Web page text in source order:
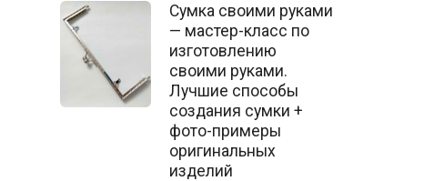
Сумка своими руками
— мастер-класс по
изготовлению
своими руками.
Лучшие способы
создания сумки +
фото-примеры
оригинальных
изделий